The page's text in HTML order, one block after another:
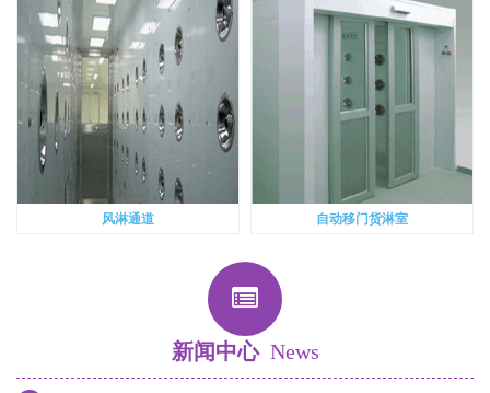
风淋通道 自动移门货淋室
新闻中心 News